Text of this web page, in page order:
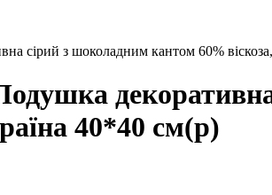
сірий з шоколадним кантом 60%
40*40 см(р)